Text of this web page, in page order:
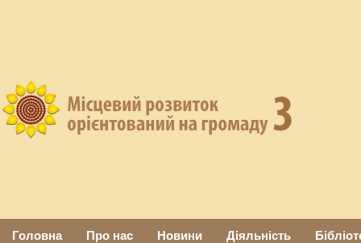
Головна Про нас Новини Діяльність